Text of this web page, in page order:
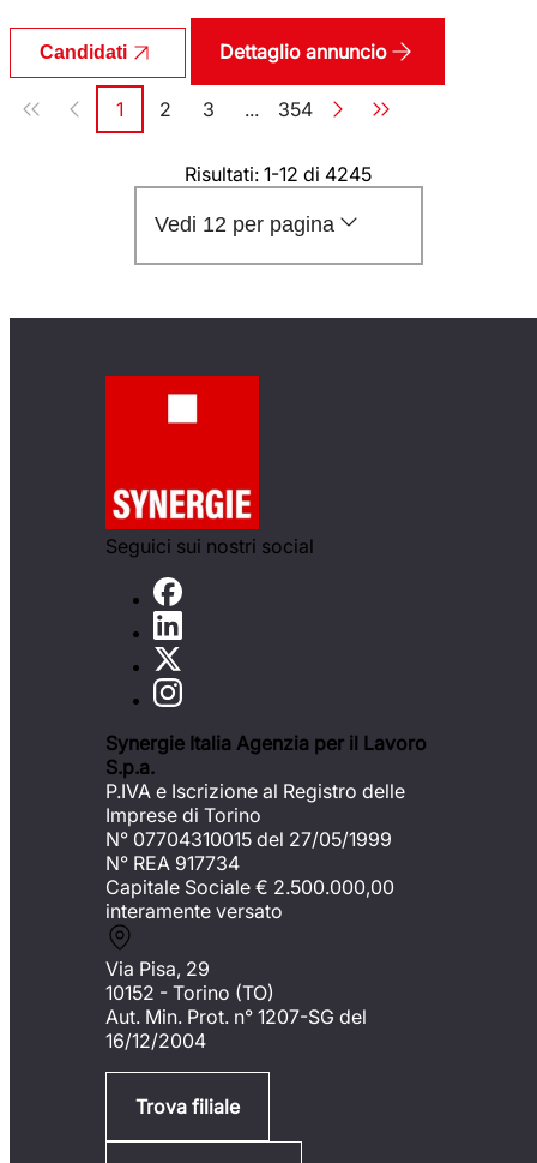
Candidati Dettaglio annuncio
Paginazione
Pagina
1 Pagina
2 Pagina
3 ... Pagina
354
Risultati: 1-12 di 4245
Vedi 12 per pagina
Seguici sui nostri social
Synergie Italia Agenzia per il Lavoro
S.p.a.
P.IVA e Iscrizione al Registro delle
Imprese di Torino
N° 07704310015 del 27/05/1999
N° REA 917734
Capitale Sociale € 2.500.000,00
interamente versato
Via Pisa, 29
10152 - Torino (TO)
Aut. Min. Prot. n° 1207-SG del
16/12/2004
Trova filiale